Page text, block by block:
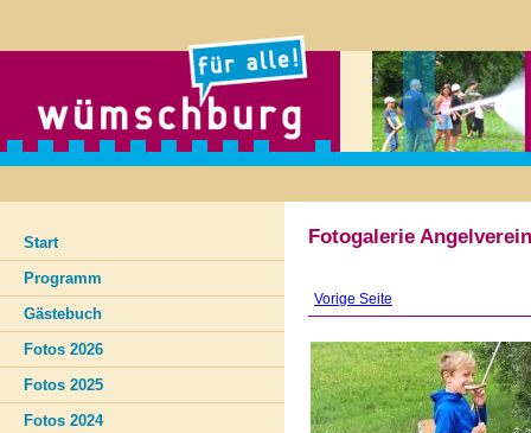
Start
Programm
Gästebuch
Fotos 2026
Fotos 2025
Fotos 2024
Fotogalerie Angelverein
Vorige Seite